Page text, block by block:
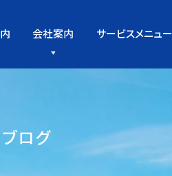
会社案内 サービスメニュー
ブログ